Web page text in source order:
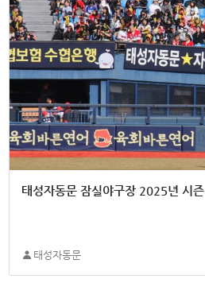
태성자동문 잠실야구장 2025년 시즌
태성자동문